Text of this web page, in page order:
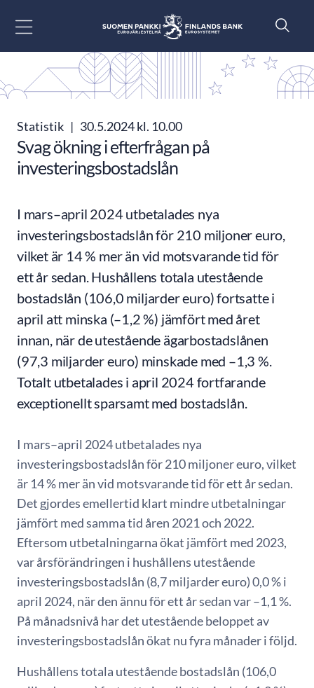
Statistik | 30.5.2024 kl. 10.00
Svag ökning i efterfrågan på
investeringsbostadslån
I mars–april 2024 utbetalades nya
investeringsbostadslån för 210 miljoner euro,
vilket är 14 % mer än vid motsvarande tid för
ett år sedan. Hushållens totala utestående
bostadslån (106,0 miljarder euro) fortsatte i
april att minska (–1,2 %) jämfört med året
innan, när de utestående ägarbostadslånen
(97,3 miljarder euro) minskade med –1,3 %.
Totalt utbetalades i april 2024 fortfarande
exceptionellt sparsamt med bostadslån.
I mars–april 2024 utbetalades nya
investeringsbostadslån för 210 miljoner euro, vilket
är 14 % mer än vid motsvarande tid för ett år sedan.
Det gjordes emellertid klart mindre utbetalningar
jämfört med samma tid åren 2021 och 2022.
Eftersom utbetalningarna ökat jämfört med 2023,
var årsförändringen i hushållens utestående
investeringsbostadslån (8,7 miljarder euro) 0,0 % i
april 2024, när den ännu för ett år sedan var –1,1 %.
På månadsnivå har det utestående beloppet av
investeringsbostadslån ökat nu fyra månader i följd.
Hushållens totala utestående bostadslån (106,0